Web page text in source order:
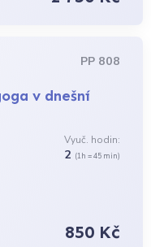
PP 808
v dnešní
Vyuč. hodin:
2 (1h = 45 min)
850 Kč